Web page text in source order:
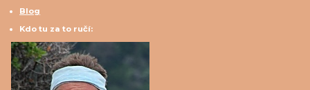
Blog
Kdo tu za to ručí: